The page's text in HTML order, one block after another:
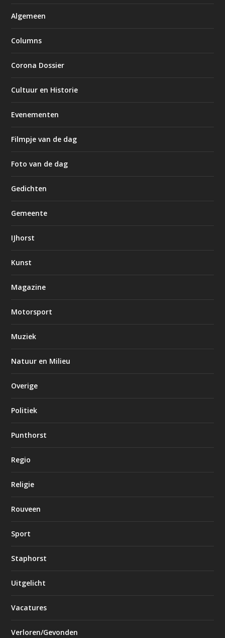
Algemeen
Columns
Corona Dossier
Cultuur en Historie
Evenementen
Filmpje van de dag
Foto van de dag
Gedichten
Gemeente
IJhorst
Kunst
Magazine
Motorsport
Muziek
Natuur en Milieu
Overige
Politiek
Punthorst
Regio
Religie
Rouveen
Sport
Staphorst
Uitgelicht
Vacatures
Verloren/Gevonden